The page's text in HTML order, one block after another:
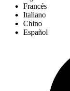
Francés
Italiano
Chino
Español